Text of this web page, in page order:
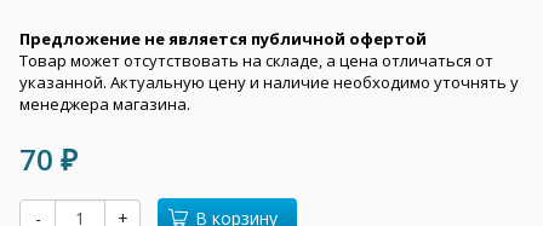
Предложение не является публичной офертой
Товар может отсутствовать на складе, а цена отличаться от
указанной. Актуальную цену и наличие необходимо уточнять у
менеджера магазина.
70 ₽
- + В корзину